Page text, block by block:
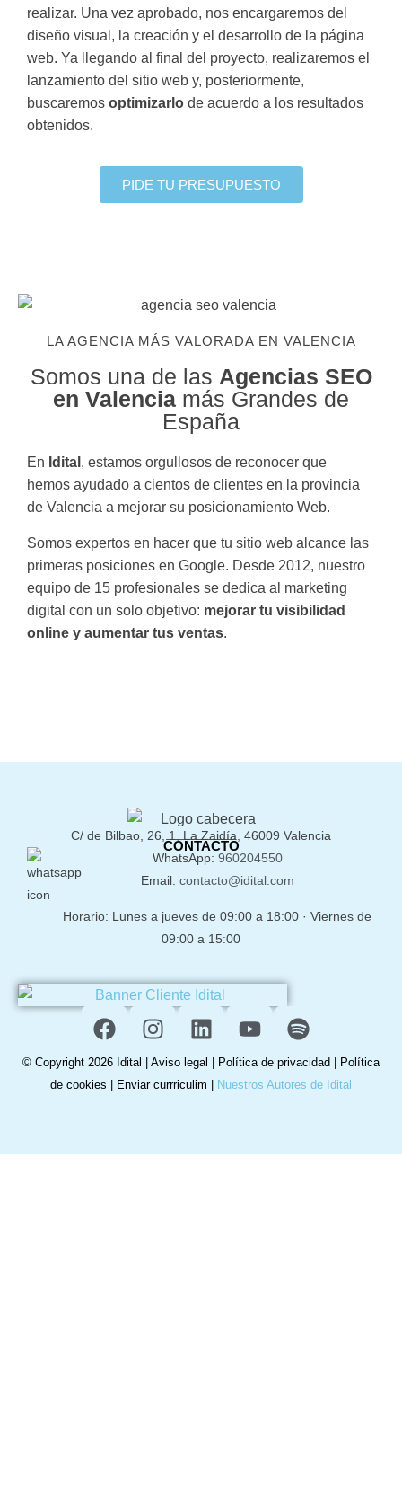
realizar. Una vez aprobado, nos encargaremos del
diseño visual, la creación y el desarrollo de la página
web. Ya llegando al final del proyecto, realizaremos el
lanzamiento del sitio web y, posteriormente,
buscaremos optimizarlo de acuerdo a los resultados
obtenidos.
PIDE TU PRESUPUESTO
LA AGENCIA MÁS VALORADA EN VALENCIA
Somos una de las Agencias SEO
en Valencia más Grandes de
España
En Idital , estamos orgullosos de reconocer que
hemos ayudado a cientos de clientes en la provincia
de Valencia a mejorar su posicionamiento Web.
Somos expertos en hacer que tu sitio web alcance las
primeras posiciones en Google. Desde 2012, nuestro
equipo de 15 profesionales se dedica al marketing
digital con un solo objetivo: mejorar tu visibilidad
online y aumentar tus ventas.
CONTACTO
C/ de Bilbao, 26, 1, La Zaidía, 46009 Valencia
WhatsApp: 960204550
Email: contacto@idital.com
Horario: Lunes a jueves de 09:00 a 18:00 · Viernes de
09:00 a 15:00
© Copyright 2026 Idital | Aviso legal Política de privacidad
Política
de cookies
Enviar currriculim Nuestros Autores de Idital